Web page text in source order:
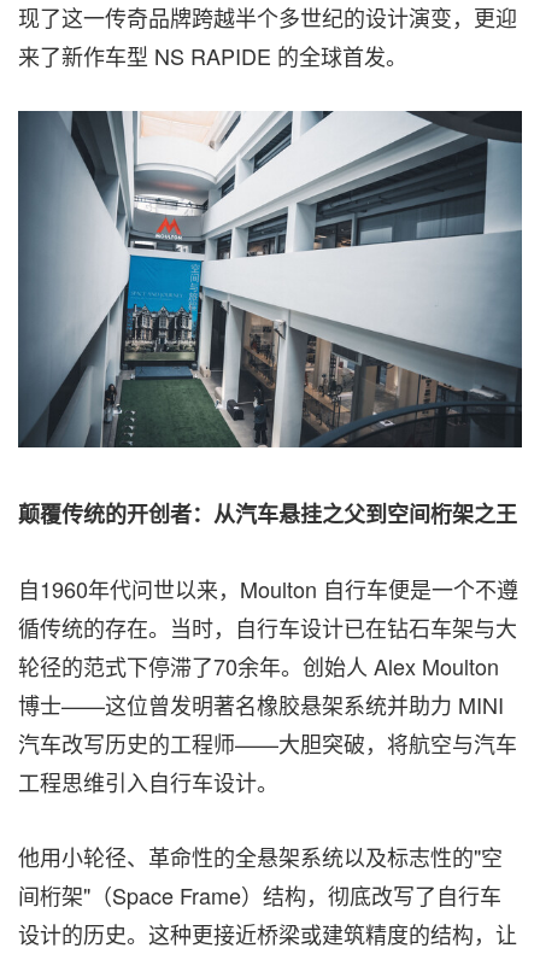
现了这一传奇品牌跨越半个多世纪的设计演变，更迎
来了新作车型 NS RAPIDE 的全球首发。
颠覆传统的开创者：从汽车悬挂之父到空间桁架之王
自1960年代问世以来，Moulton 自行车便是一个不遵
循传统的存在。当时，自行车设计已在钻石车架与大
轮径的范式下停滞了70余年。创始人 Alex Moulton
博士——这位曾发明著名橡胶悬架系统并助力 MINI
汽车改写历史的工程师——大胆突破，将航空与汽车
工程思维引入自行车设计。
他用小轮径、革命性的全悬架系统以及标志性的"空
间桁架"（Space Frame）结构，彻底改写了自行车
设计的历史。这种更接近桥梁或建筑精度的结构，让